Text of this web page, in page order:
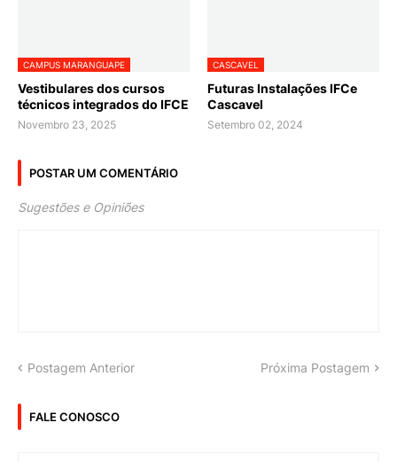
CAMPUS MARANGUAPE
Vestibulares dos cursos
técnicos integrados do IFCE
Novembro 23, 2025
CASCAVEL
Futuras Instalações IFCe
Cascavel
Setembro 02, 2024
POSTAR UM COMENTÁRIO
Sugestões e Opiniões
Postagem Anterior Próxima Postagem
FALE CONOSCO